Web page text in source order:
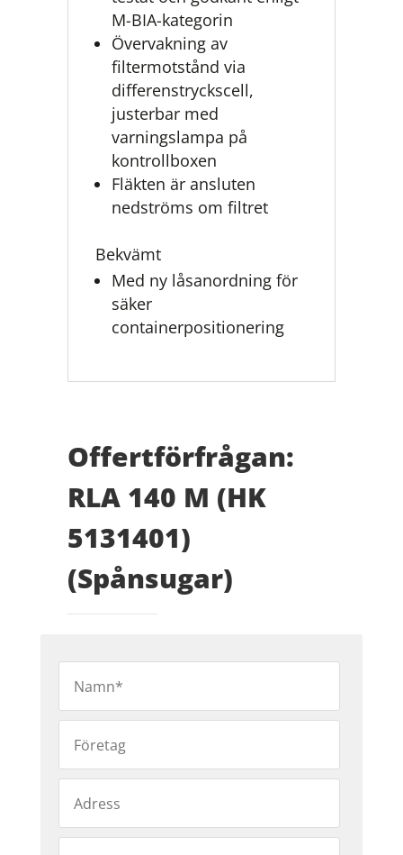
M-BIA-kategorin
Övervakning av
filtermotstånd via
differenstryckscell,
justerbar med
varningslampa på
kontrollboxen
Fläkten är ansluten
nedströms om filtret
Bekvämt
Med ny låsanordning för
säker
containerpositionering
Offertförfrågan:
RLA 140 M (HK
5131401)
(Spånsugar)